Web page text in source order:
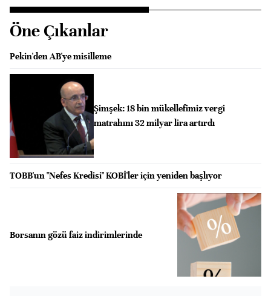
Öne Çıkanlar
Pekin'den AB'ye misilleme
Şimşek: 18 bin mükellefimiz vergi
matrahını 32 milyar lira artırdı
TOBB'un "Nefes Kredisi" KOBİ'ler için yeniden başlıyor
Borsanın gözü faiz indirimlerinde